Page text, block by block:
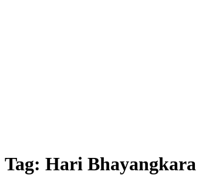
Tag: Hari Bhayangkara